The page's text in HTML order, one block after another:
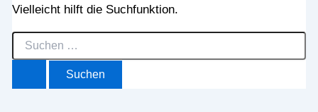
Vielleicht hilft die Suchfunktion.
Suchen
nach: